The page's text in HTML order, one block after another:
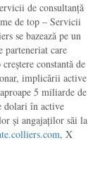
de consultanță
de top – Servicii
se bazează pe un
parteneriat care
constantă de
implicării active
5 miliarde de
dolari în active
și angajaților săi la
, X